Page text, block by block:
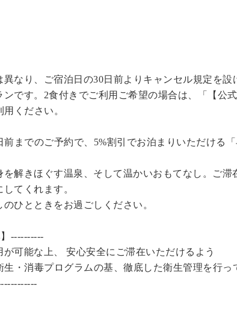
なり、ご宿泊日の30日前よりキャンセル規定を設
です。2食付きでご利用ご希望の場合は、「
【公
用ください。
前までのご予約で、5%割引でお泊まりいただける
解きほぐす温泉、そして温かいおもてなし。ご滞
てくれます。
ひとときをお過ごしください。
----------
可能な上、 安心安全にご滞在いただけるよう
・消毒プログラムの基、徹底した衛生管理を行っ
---